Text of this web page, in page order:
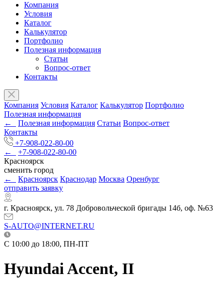
Компания
Условия
Каталог
Калькулятор
Портфолио
Полезная информация
Статьи
Вопрос-ответ
Контакты
Компания Условия Каталог Калькулятор Портфолио
Полезная информация
←
Полезная информация Статьи Вопрос-ответ
Контакты
+7-908-022-80-00
←
+7-908-022-80-00
Красноярск
сменить город
←
Красноярск Краснодар Москва Оренбург
отправить заявку
г. Красноярск, ул. 78 Добровольческой бригады 14б, оф. №63
S-AUTO@INTERNET.RU
C 10:00 до 18:00, ПН-ПТ
Hyundai Accent, II